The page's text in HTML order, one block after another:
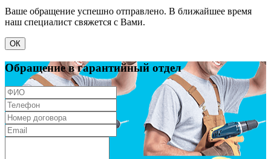
Ваше обращение успешно отправлено. В ближайшее время
наш специалист свяжется с Вами.
ОК
Обращение в гарантийный отдел